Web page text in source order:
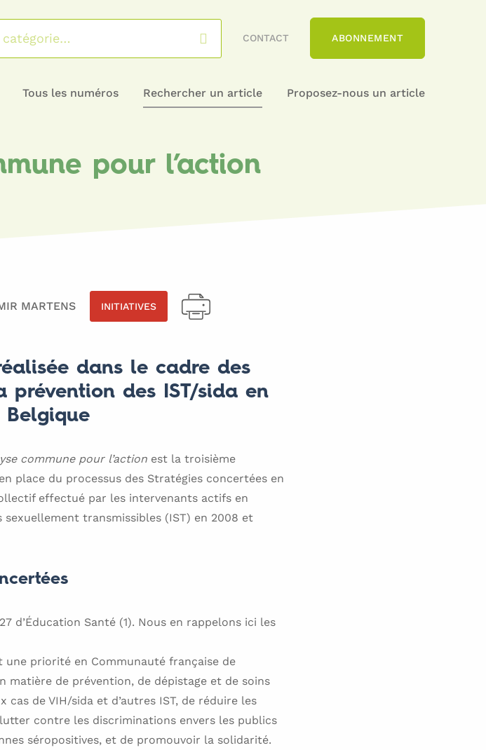
CONTACT ABONNEMENT
Tous les numéros Rechercher un article Proposez-nous un article
pour l’action
MARTENS INITIATIVES
dans le cadre des
prévention des IST/sida en
Belgique
commune pour l’action est la troisième
place du processus des Stratégies concertées en
effectué par les intervenants actifs en
transmissibles (IST) en 2008 et
d’Éducation Santé (1). Nous en rappelons ici les
une priorité en Communauté française de
matière de prévention, de dépistage et de soins
de VIH/sida et d’autres IST, de réduire les
contre les discriminations envers les publics
séropositives, et de promouvoir la solidarité.